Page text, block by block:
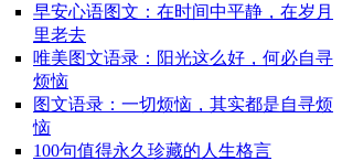
早安心语图文：在时间中平静，在岁月
里老去
唯美图文语录：阳光这么好，何必自寻
烦恼
图文语录：一切烦恼，其实都是自寻烦
恼
100句值得永久珍藏的人生格言